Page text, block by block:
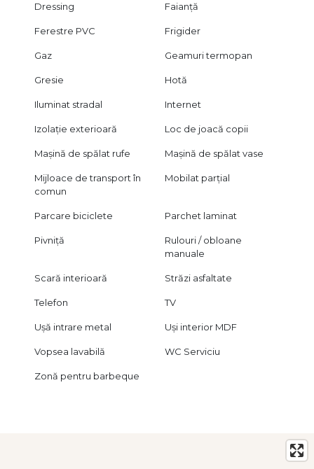
Dressing Faianță
Ferestre PVC Frigider
Gaz Geamuri termopan
Gresie Hotă
Iluminat stradal Internet
Izolație exterioară Loc de joacă copii
Mașină de spălat rufe Mașină de spălat vase
Mijloace de transport în
comun
Mobilat parțial
Parcare biciclete Parchet laminat
Pivniță
Rulouri / obloane
manuale
Scară interioară Străzi asfaltate
Telefon TV
Ușă intrare metal Uși interior MDF
Vopsea lavabilă WC Serviciu
Zonă pentru barbeque